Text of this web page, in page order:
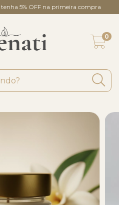
5% OFF na primeira compra
0